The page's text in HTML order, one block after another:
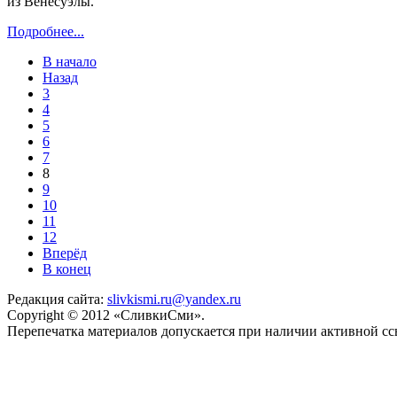
Подробнее...
В начало
Назад
3
4
5
6
7
8
9
10
11
12
Вперёд
В конец
Редакция сайта: slivkismi.ru@yandex.ru
Copyright © 2012 «СливкиСми».
Перепечатка материалов допускается при наличии активной